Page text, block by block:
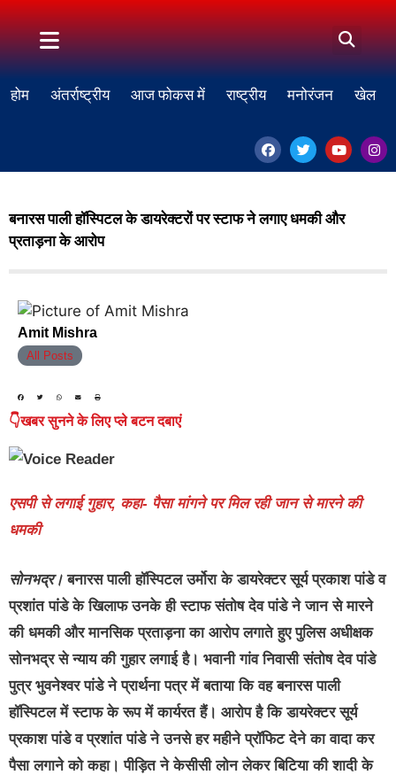
होम अंतर्राष्ट्रीय आज फोकस में राष्ट्रीय मनोरंजन खेल
बनारस पाली हॉस्पिटल के डायरेक्टरों पर स्टाफ ने लगाए धमकी और
प्रताड़ना के आरोप
Amit Mishra
All Posts
👇खबर सुनने के लिए प्ले बटन दबाएं
एसपी से लगाई गुहार, कहा- पैसा मांगने पर मिल रही जान से मारने की
धमकी
सोनभद्र। बनारस पाली हॉस्पिटल उर्मोरा के डायरेक्टर सूर्य प्रकाश पांडे व
प्रशांत पांडे के खिलाफ उनके ही स्टाफ संतोष देव पांडे ने जान से मारने
की धमकी और मानसिक प्रताड़ना का आरोप लगाते हुए पुलिस अधीक्षक
सोनभद्र से न्याय की गुहार लगाई है। भवानी गांव निवासी संतोष देव पांडे
पुत्र भुवनेश्वर पांडे ने प्रार्थना पत्र में बताया कि वह बनारस पाली
हॉस्पिटल में स्टाफ के रूप में कार्यरत हैं। आरोप है कि डायरेक्टर सूर्य
प्रकाश पांडे व प्रशांत पांडे ने उनसे हर महीने प्रॉफिट देने का वादा कर
पैसा लगाने को कहा। पीड़ित ने केसीसी लोन लेकर बिटिया की शादी के